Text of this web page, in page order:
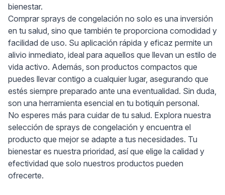
bienestar.
Comprar sprays de congelación no solo es una inversión
en tu salud, sino que también te proporciona comodidad y
facilidad de uso. Su aplicación rápida y eficaz permite un
alivio inmediato, ideal para aquellos que llevan un estilo de
vida activo. Además, son productos compactos que
puedes llevar contigo a cualquier lugar, asegurando que
estés siempre preparado ante una eventualidad. Sin duda,
son una herramienta esencial en tu botiquín personal.
No esperes más para cuidar de tu salud. Explora nuestra
selección de sprays de congelación y encuentra el
producto que mejor se adapte a tus necesidades. Tu
bienestar es nuestra prioridad, así que elige la calidad y
efectividad que solo nuestros productos pueden
ofrecerte.